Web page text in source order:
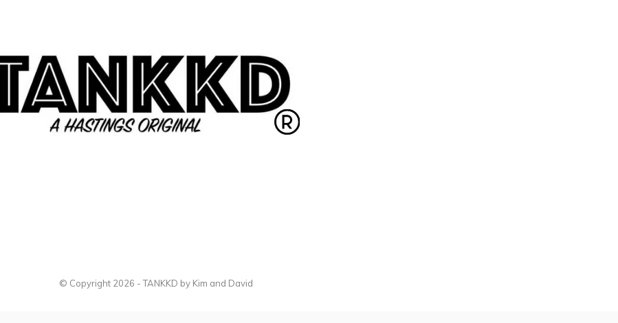
© Copyright 2026 - TANKKD by Kim and David